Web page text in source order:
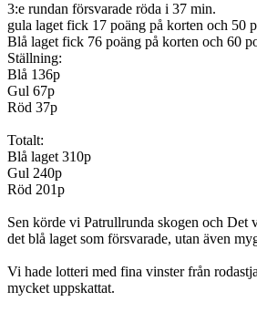
3:e rundan försvarade röda i 37 min.
gula laget fick 17 poäng på korten och 50
Blå laget fick 76 poäng på korten och 60
Ställning:
Blå 136p
Gul 67p
Röd 37p
Totalt:
Blå laget 310p
Gul 240p
Röd 201p
Sen körde vi Patrullrunda skogen och Det
det blå laget som försvarade, utan även
Vi hade lotteri med fina vinster från
mycket uppskattat.